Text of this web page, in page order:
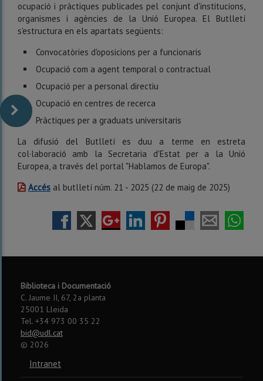
ocupació i pràctiques publicades pel conjunt d'institucions,
organismes i agències de la Unió Europea. El Butlletí
s'estructura en els apartats següents:
Convocatòries d'oposicions per a funcionaris
Ocupació com a agent temporal o contractual
Ocupació per a personal directiu
Ocupació en centres de recerca
Pràctiques per a graduats universitaris
La difusió del Butlletí es duu a terme en estreta
col·laboració amb la Secretaria d'Estat per a la Unió
Europea, a través del portal "Hablamos de Europa".
Accés al butlletí núm. 21 - 2025 (22 de maig de 2025)
Biblioteca i Documentació
C. Jaume II, 67, 2a planta
25001 Lleida
Tel. +34 973 00 35 22
bid@udl.cat
© 2026
Intranet